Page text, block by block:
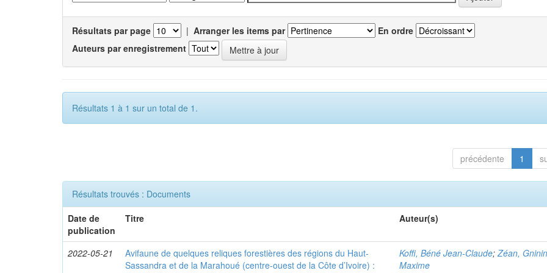
Résultats par page | Arranger les items par
En ordre
Auteurs par enregistrement
Résultats 1 à 1 sur un total de 1.
précédente 1
Résultats trouvés : Documents
Date de
publication
Titre Auteur(s)
2022-05-21
Avifaune de quelques reliques forestières des régions du Haut-
Sassandra et de la Marahoué (centre-ouest de la Côte d’Ivoire) :
Koffi, Béné Jean-Claude;Zéan,
Maxime